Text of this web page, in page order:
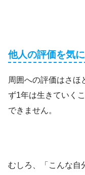
他人の評価を気
周囲への評価はさほ
ず1年は生きていく
できません。
むしろ、「こんな自